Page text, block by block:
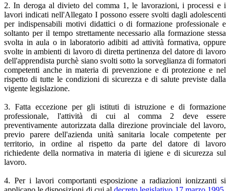
2. In deroga al divieto del comma 1, le lavorazioni, i processi e i
lavori indicati nell'Allegato I possono essere svolti dagli adolescenti
per indispensabili motivi didattici o di formazione professionale e
soltanto per il tempo strettamente necessario alla formazione stessa
svolta in aula o in laboratorio adibiti ad attività formativa, oppure
svolte in ambienti di lavoro di diretta pertinenza del datore di lavoro
dell'apprendista purchè siano svolti sotto la sorveglianza di formatori
competenti anche in materia di prevenzione e di protezione e nel
rispetto di tutte le condizioni di sicurezza e di salute previste dalla
vigente legislazione.
3. Fatta eccezione per gli istituti di istruzione e di formazione
professionale, l'attività di cui al comma 2 deve essere
preventivamente autorizzata dalla direzione provinciale del lavoro,
previo parere dell'azienda unità sanitaria locale competente per
territorio, in ordine al rispetto da parte del datore di lavoro
richiedente della normativa in materia di igiene e di sicurezza sul
lavoro.
4. Per i lavori comportanti esposizione a radiazioni ionizzanti si